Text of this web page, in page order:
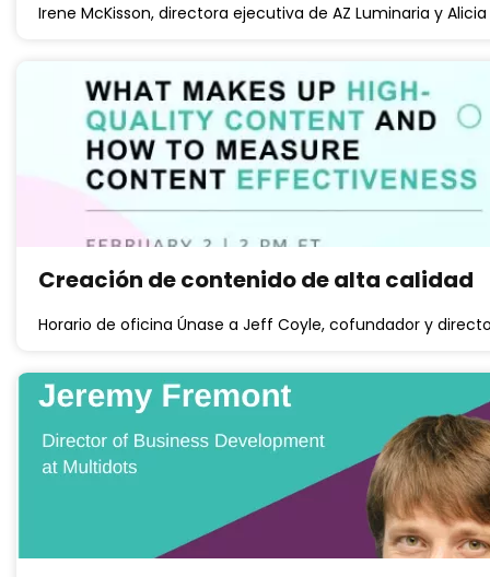
Irene McKisson, directora ejecutiva de AZ Luminaria y
Creación de contenido de alta calidad
Horario de oficina Únase a Jeff Coyle, cofundador y